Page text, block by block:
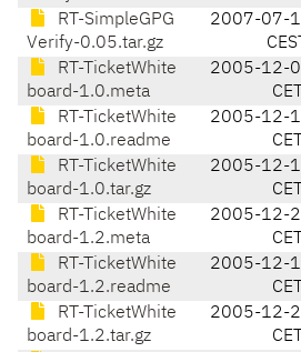
RT-SimpleGPG
Verify-0.05.tar.gz
2007-07-
CEST
RT-TicketWhite
board-1.0.meta
2005-12-
CET
RT-TicketWhite
board-1.0.readme
2005-12-
CET
RT-TicketWhite
board-1.0.tar.gz
2005-12-
CET
RT-TicketWhite
board-1.2.meta
2005-12-
CET
RT-TicketWhite
board-1.2.readme
2005-12-
CET
RT-TicketWhite
board-1.2.tar.gz
2005-12-
CET